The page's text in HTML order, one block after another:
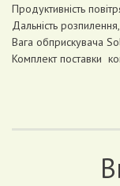
Продуктивність
Дальність
Вага обприскувача
Комплект поставки